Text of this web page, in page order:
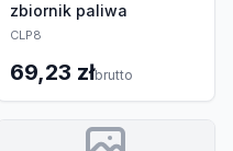
zbiornik paliwa
CLP8
69,23 złbrutto